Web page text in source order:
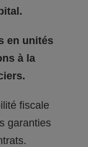
en unités
à la
fiscale
garanties